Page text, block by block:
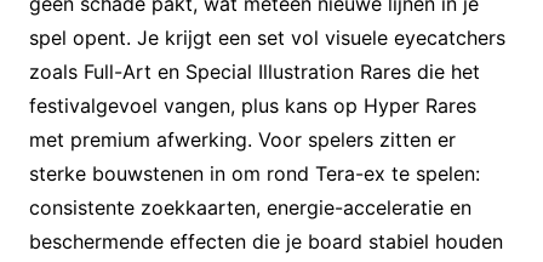
spel opent. Je krijgt een set vol visuele eyecatchers
zoals Full-Art en Special Illustration Rares die het
festivalgevoel vangen, plus kans op Hyper Rares
met premium afwerking. Voor spelers zitten er
sterke bouwstenen in om rond Tera-ex te spelen:
consistente zoekkaarten, energie-acceleratie en
beschermende effecten die je board stabiel houden